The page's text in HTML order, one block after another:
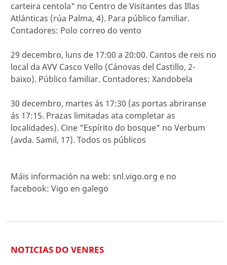
carteira centola" no Centro de Visitantes das Illas
Atlánticas (rúa Palma, 4). Para público familiar.
Contadores: Polo correo do vento
29 decembro, luns de 17:00 a 20:00. Cantos de reis no
local da AVV Casco Vello (Cánovas del Castillo, 2-
baixo). Público familiar. Contadores: Xandobela
30 decembro, martes ás 17:30 (as portas abriranse
ás 17:15. Prazas limitadas ata completar as
localidades). Cine "Espírito do bosque" no Verbum
(avda. Samil, 17). Todos os públicos
Máis información na web: snl.vigo.org e no
facebook: Vigo en galego
NOTICIAS DO VENRES